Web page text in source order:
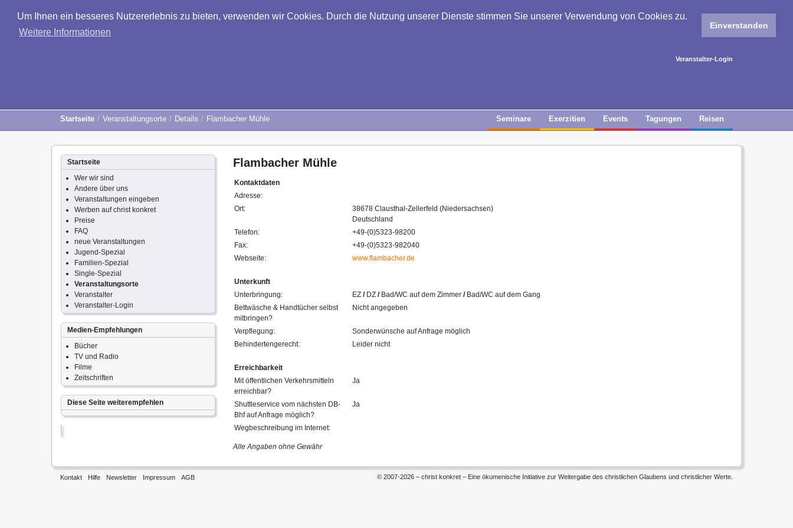
Um Ihnen ein besseres Nutzererlebnis zu bieten, verwenden wir Cookies. Durch die Nutzung unserer Dienste stimmen Sie unserer Verwendung von Cookies zu.
Weitere Informationen
Einverstanden
Veranstalter-Login
Startseite Veranstaltungsorte Details Flambacher Mühle Seminare Exerzitien Events Tagungen Reisen
Flambacher Mühle
Kontaktdaten
Adresse:
Ort:
38678 Clausthal-Zellerfeld (Niedersachsen)
Deutschland
Telefon:
+49-(0)5323-98200
Fax:
+49-(0)5323-982040
Webseite:
www.flambacher.de
Unterkunft
Unterbringung:
EZ /DZ /Bad/WC auf dem Zimmer /Bad/WC auf dem Gang
Bettwäsche & Handtücher selbst
mitbringen?
Nicht angegeben
Verpflegung:
Sonderwünsche auf Anfrage möglich
Behindertengerecht:
Leider nicht
Erreichbarkeit
Mit öffentlichen Verkehrsmitteln
erreichbar?
Ja
Shuttleservice vom nächsten DB-
Bhf auf Anfrage möglich?
Ja
Wegbeschreibung im Internet:
Alle Angaben ohne Gewähr
Startseite
Wer wir sind
Andere über uns
Veranstaltungen eingeben
Werben auf christ konkret
Preise
FAQ
neue Veranstaltungen
Jugend-Spezial
Familien-Spezial
Single-Spezial
Veranstaltungsorte
Veranstalter
Veranstalter-Login
Medien-Empfehlungen
Bücher
TV und Radio
Filme
Zeitschriften
Diese Seite weiterempfehlen
Kontakt Hilfe Newsletter Impressum AGB © 2007-2026 – christ konkret – Eine ökumenische Initiative zur Weitergabe des christlichen Glaubens und christlicher Werte.